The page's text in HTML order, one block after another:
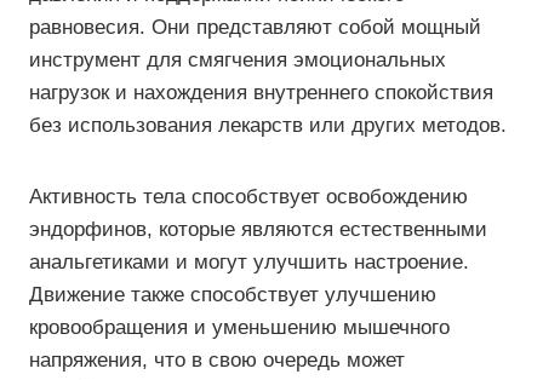
равновесия. Они представляют собой мощный
инструмент для смягчения эмоциональных
нагрузок и нахождения внутреннего спокойствия
без использования лекарств или других методов.
Активность тела способствует освобождению
эндорфинов, которые являются естественными
анальгетиками и могут улучшить настроение.
Движение также способствует улучшению
кровообращения и уменьшению мышечного
напряжения, что в свою очередь может